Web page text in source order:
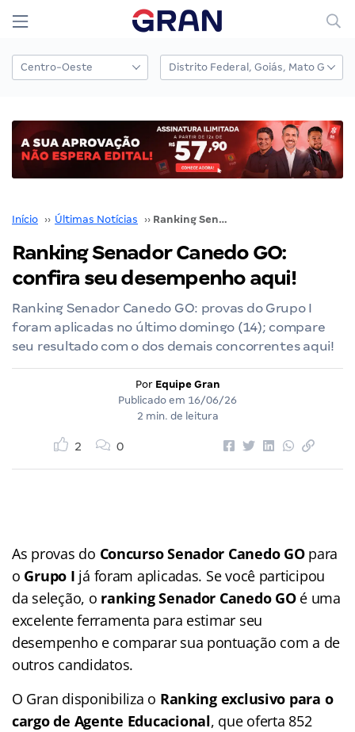
Início ›› Últimas Notícias ›› Ranking Senador Canedo GO: confira seu desempenho aqui!
Ranking Senador Canedo GO:
confira seu desempenho aqui!
Ranking Senador Canedo GO: provas do Grupo I
foram aplicadas no último domingo (14); compare
seu resultado com o dos demais concorrentes aqui!
Por Equipe Gran
Publicado em 16/06/26
2 min. de leitura
2 0
As provas do Concurso Senador Canedo GOpara
o Grupo I já foram aplicadas. Se você participou
da seleção, o ranking Senador Canedo GOé uma
excelente ferramenta para estimar seu
desempenho e comparar sua pontuação com a de
outros candidatos.
O Gran disponibiliza o Ranking exclusivo para o
cargo de Agente Educacional, que oferta 852